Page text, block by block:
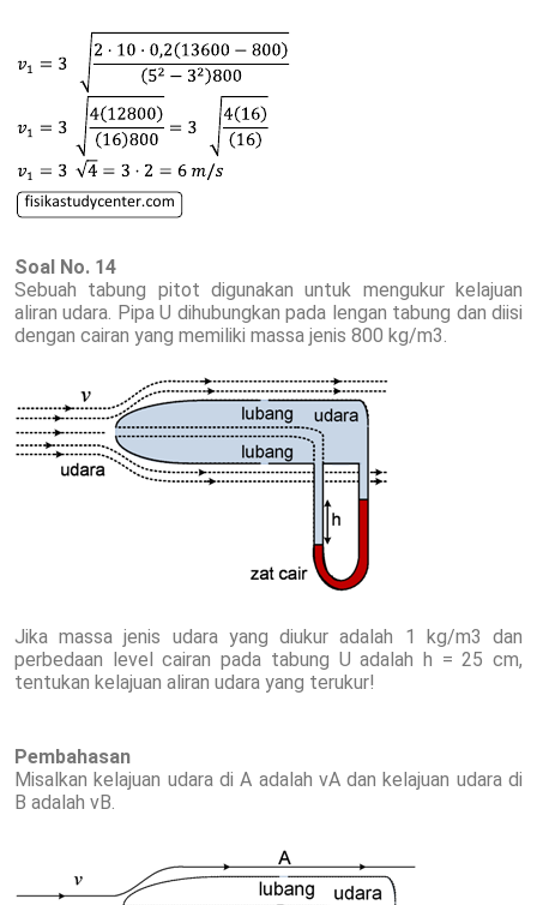
Soal No. 14
Sebuah tabung pitot digunakan untuk mengukur kelajuan
aliran udara. Pipa U dihubungkan pada lengan tabung dan diisi
dengan cairan yang memiliki massa jenis 800 kg/m3.
Jika massa jenis udara yang diukur adalah 1 kg/m3 dan
perbedaan level cairan pada tabung U adalah h = 25 cm,
tentukan kelajuan aliran udara yang terukur!
Pembahasan
Misalkan kelajuan udara di A adalah vA dan kelajuan udara di
B adalah vB.